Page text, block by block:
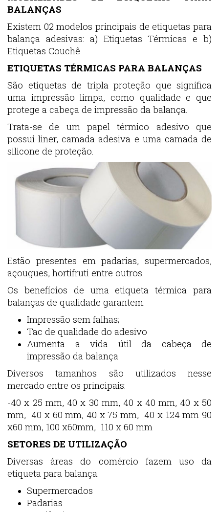
BALANÇAS
Existem 02 modelos principais de etiquetas para
balança adesivas: a) Etiquetas Térmicas e b)
Etiquetas Couchê
ETIQUETAS TÉRMICAS PARA BALANÇAS
São etiquetas de tripla proteção que significa
uma impressão limpa, como qualidade e que
protege a cabeça de impressão da balança.
Trata-se de um papel térmico adesivo que
possui liner, camada adesiva e uma camada de
silicone de proteção.
Estão presentes em padarias, supermercados,
açougues, hortifruti entre outros.
Os benefícios de uma etiqueta térmica para
balanças de qualidade garantem:
Impressão sem falhas;
Tac de qualidade do adesivo
Aumenta a vida útil da cabeça de
impressão da balança
Diversos tamanhos são utilizados nesse
mercado entre os principais:
-40 x 25 mm, 40 x 30 mm, 40 x 40 mm, 40 x 50
mm, 40 x 60 mm, 40 x 75 mm, 40 x 124 mm 90
x60 mm, 100 x60mm, 110 x 60 mm
SETORES DE UTILIZAÇÃO
Diversas áreas do comércio fazem uso da
etiqueta para balança.
Supermercados
Padarias